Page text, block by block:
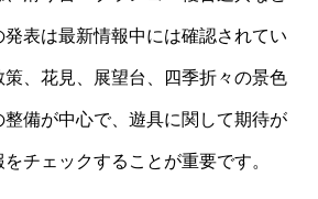
表は最新情報中には確認されてい
策、花見、展望台、四季折々の景色
整備が中心で、遊具に関して期待が
チェックすることが重要です。